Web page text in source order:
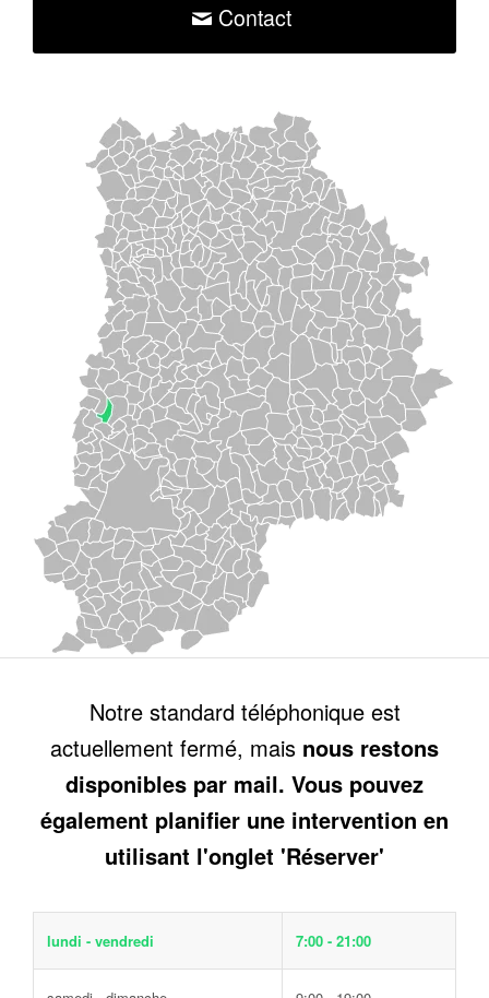
Contact
Notre standard téléphonique est
actuellement fermé, mais nous restons
disponibles par mail. Vous pouvez
également planifier une intervention en
utilisant l'onglet 'Réserver'
lundi - vendredi 7:00 - 21:00